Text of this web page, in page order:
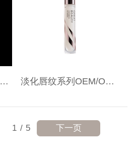
抗皱紧致系列OEM/ODM 淡化唇纹系列OEM/ODM
1 / 5 下一页